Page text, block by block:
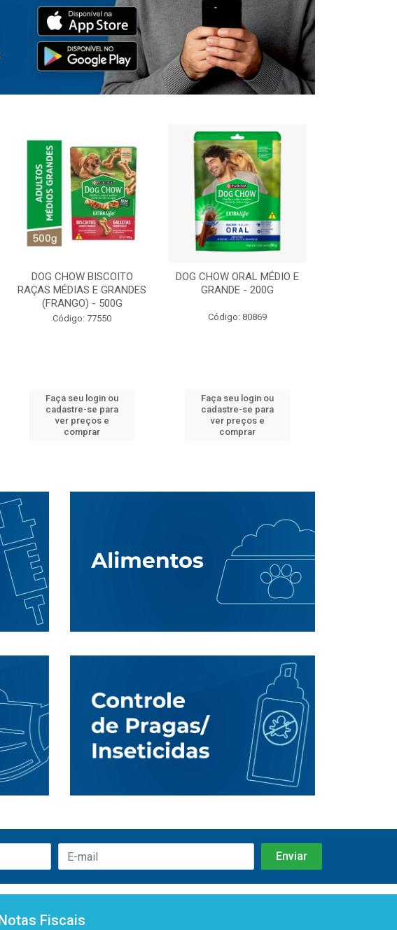
DOG CHOW BISCOITO
RAÇAS MÉDIAS E GRANDES
(FRANGO) - 500G
Código: 77550
Faça seu login ou
cadastre-se para
ver preços e
comprar
DOG CHOW ORAL MÉDIO E
GRANDE - 200G
Código: 80869
Faça seu login ou
cadastre-se para
ver preços e
comprar
Notas Fiscais